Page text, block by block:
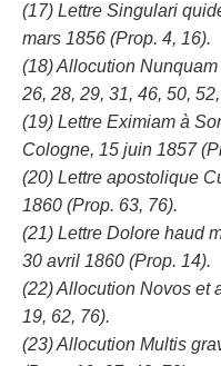
(17) Lettre Singulari
mars 1856 (Prop. 4, 16).
(18) Allocution
26, 28, 29, 31, 46, 50,
(19) Lettre Eximiam à
Cologne, 15 juin 1857
(20) Lettre apostolique
1860 (Prop. 63, 76).
(21) Lettre Dolore haud
30 avril 1860 (Prop. 14).
(22) Allocution Novos et
19, 62, 76).
(23) Allocution Multis